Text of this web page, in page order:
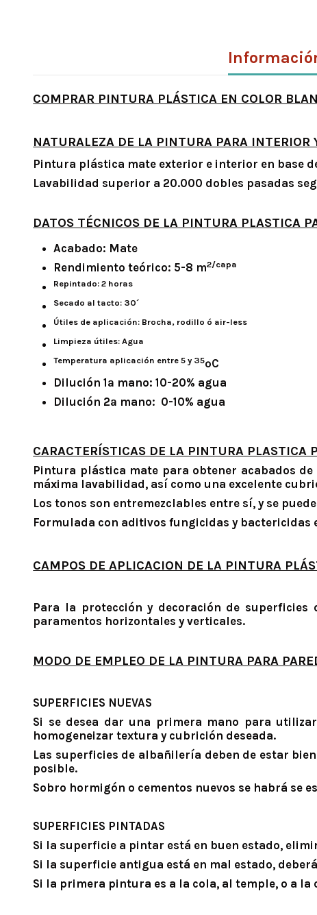
COMPRAR PINTURA PLÁSTICA EN COLOR
NATURALEZA DE LA PINTURA PARA INTERIOR
Pintura plástica mate exterior e interior en base
Lavabilidad superior a 20.000 dobles pasadas
DATOS TÉCNICOS DE LA PINTURA PLASTICA
Acabado: Mate
Rendimiento teórico: 5-8 m2/capa
Repintado: 2 horas
Secado al tacto: 30´
Útiles de aplicación: Brocha, rodillo ó air-less
Limpieza útiles: Agua
Temperatura aplicación entre 5 y 35ºC
Dilución 1ª mano: 10-20% agua
Dilución 2ª mano: 0-10% agua
CARACTERÍSTICAS DE LA PINTURA PLASTICA
Pintura plástica mate para obtener acabados
máxima lavabilidad, así como una excelente
Los tonos son entremezclables entre sí, y se
Formulada con aditivos fungicidas y bactericidas
CAMPOS DE APLICACION DE LA PINTURA
Para la protección y decoración de superficies
paramentos horizontales y verticales.
MODO DE EMPLEO DE LA PINTURA PARA
SUPERFICIES NUEVAS
Si se desea dar una primera mano para
homogeneizar textura y cubrición deseada.
Las superficies de albañilería deben de estar
posible.
Sobro hormigón o cementos nuevos se habrá se
SUPERFICIES PINTADAS
Si la superficie a pintar está en buen estado,
Si la superficie antigua está en mal estado,
Si la primera pintura es a la cola, al temple, o a